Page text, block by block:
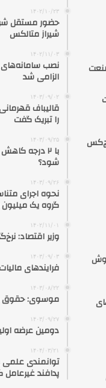
۱۴۰۲/۱۰/۲۳
حضور مستقل
شیراز متالکس
۱۴۰۲/۱۱/۰۳
نصب
الزامی شد
۱۴۰۳/۰۹/۰۲
را تبریک‌ گفت
۱۴۰۳/۰۹/۲۵
با ۲ درجه
شود؟
۱۴۰۳/۰۹/۲۶
نحوه اجرای
گروه یک میلیون و ۶۰۰ هزار تومان
۱۴۰۲/۱۱/۰۱
وزیر اقتصاد:
۱۴۰۳/۰۹/۰۳
فرایندهای
۱۴۰۳/۰۸/۲۲
موسوی: حقوق
۱۴۰۳/۰۹/۲۷
دومین عرضه
۱۴۰۴/۰۳/۲۱
توانمندی علمی
پدافند